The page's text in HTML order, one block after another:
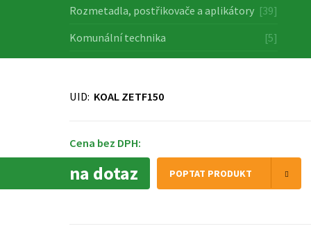
Rozmetadla, postřikovače a aplikátory [39]
Komunální technika
[5]
UID: KOAL ZETF150
Cena bez DPH:
na dotaz POPTAT PRODUKT